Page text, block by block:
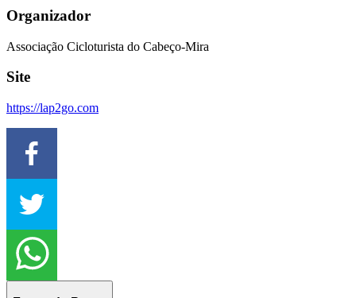
Organizador
Associação Cicloturista do Cabeço-Mira
Site
https://lap2go.com